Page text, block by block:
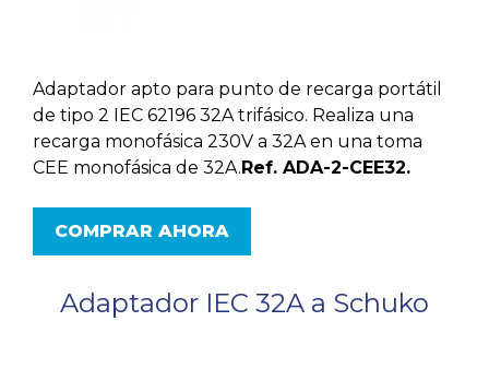
Adaptador apto para punto de recarga portátil
de tipo 2 IEC 62196 32A trifásico. Realiza una
recarga monofásica 230V a 32A en una toma
CEE monofásica de 32A.Ref. ADA-2-CEE32.
COMPRAR AHORA
Adaptador IEC 32A a Schuko